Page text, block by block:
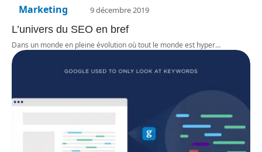
Marketing 9 décembre 2019
L’univers du SEO en bref
Dans un monde en pleine évolution où tout le monde est hyper…